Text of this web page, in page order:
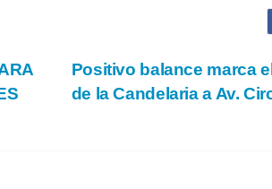
Positivo balance marca
de la Candelaria a Av.